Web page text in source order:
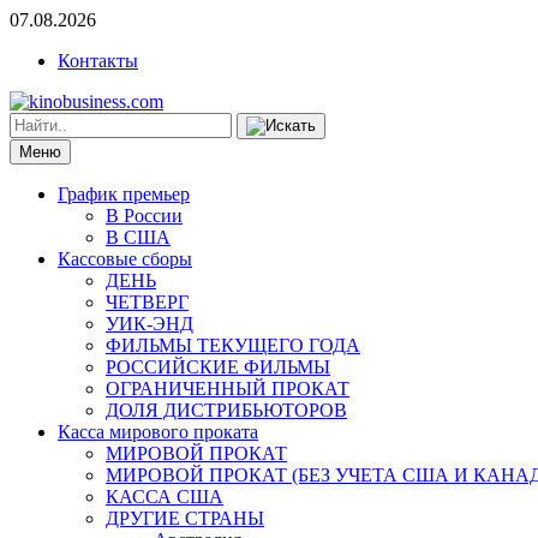
07.08.2026
Контакты
Меню
График премьер
В России
В США
Кассовые сборы
ДЕНЬ
ЧЕТВЕРГ
УИК-ЭНД
ФИЛЬМЫ ТЕКУЩЕГО ГОДА
РОССИЙСКИЕ ФИЛЬМЫ
ОГРАНИЧЕННЫЙ ПРОКАТ
ДОЛЯ ДИСТРИБЬЮТОРОВ
Касса мирового проката
МИРОВОЙ ПРОКАТ
МИРОВОЙ ПРОКАТ (БЕЗ УЧЕТА США И
КАССА США
ДРУГИЕ СТРАНЫ